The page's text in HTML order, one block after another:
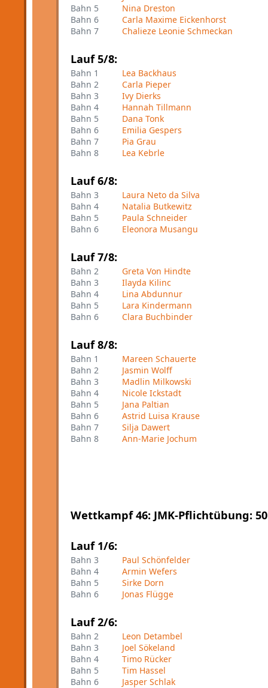
Bahn 5
Nina Dreston
Bahn 6
Carla Maxime Eickenhorst
Bahn 7
Chalieze Leonie Schmeckan
Lauf 5/8:
Bahn 1
Lea Backhaus
Bahn 2
Carla Pieper
Bahn 3
Ivy Dierks
Bahn 4
Hannah Tillmann
Bahn 5
Dana Tonk
Bahn 6
Emilia Gespers
Bahn 7
Pia Grau
Bahn 8
Lea Kebrle
Lauf 6/8:
Bahn 3
Laura Neto da Silva
Bahn 4
Natalia Butkewitz
Bahn 5
Paula Schneider
Bahn 6
Eleonora Musangu
Lauf 7/8:
Bahn 2
Greta Von Hindte
Bahn 3
Ilayda Kilinc
Bahn 4
Lina Abdunnur
Bahn 5
Lara Kindermann
Bahn 6
Clara Buchbinder
Lauf 8/8:
Bahn 1
Mareen Schauerte
Bahn 2
Jasmin Wolff
Bahn 3
Madlin Milkowski
Bahn 4
Nicole Ickstadt
Bahn 5
Jana Paltian
Bahn 6
Astrid Luisa Krause
Bahn 7
Silja Dawert
Bahn 8
Ann-Marie Jochum
Wettkampf 46: JMK-Pflichtübung:
Lauf 1/6:
Bahn 3
Paul Schönfelder
Bahn 4
Armin Wefers
Bahn 5
Sirke Dorn
Bahn 6
Jonas Flügge
Lauf 2/6:
Bahn 2
Leon Detambel
Bahn 3
Joel Sökeland
Bahn 4
Timo Rücker
Bahn 5
Tim Hassel
Bahn 6
Jasper Schlak